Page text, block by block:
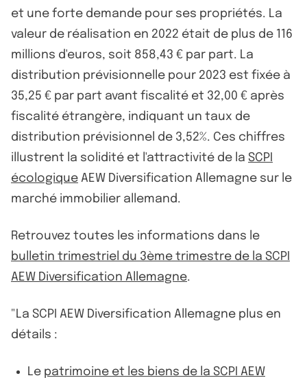
et une forte demande pour ses propriétés. La
valeur de réalisation en 2022 était de plus de 116
millions d'euros, soit 858,43 € par part. La
distribution prévisionnelle pour 2023 est fixée à
35,25 € par part avant fiscalité et 32,00 € après
fiscalité étrangère, indiquant un taux de
distribution prévisionnel de 3,52%. Ces chiffres
illustrent la solidité et l'attractivité de la SCPI
écologique AEW Diversification Allemagne sur le
marché immobilier allemand.
Retrouvez toutes les informations dans le
bulletin trimestriel du 3ème trimestre de la SCPI
AEW Diversification Allemagne.
"La SCPI AEW Diversification Allemagne plus en
détails :
Le patrimoine et les biens de la SCPI AEW